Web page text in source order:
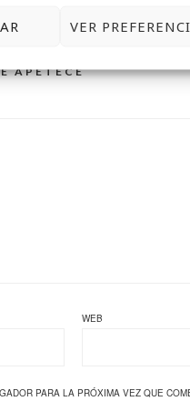
VER
APETECE
WEB
PARA LA PRÓXIMA VEZ QUE